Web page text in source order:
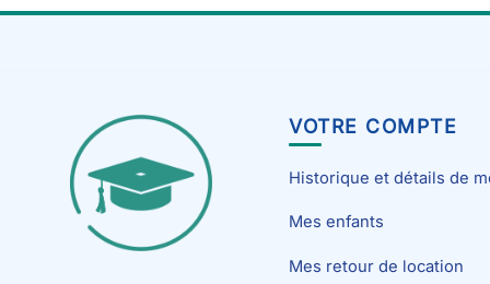
VOTRE COMPTE
Historique et détails de
Mes enfants
Mes retour de location